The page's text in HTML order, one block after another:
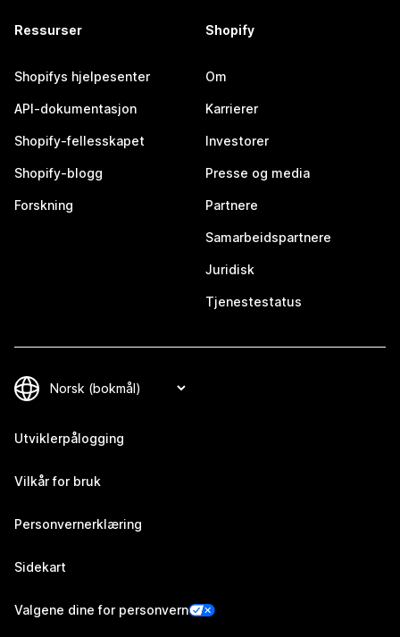
Ressurser
Shopifys hjelpesenter
API-dokumentasjon
Shopify-fellesskapet
Shopify-blogg
Forskning
Shopify
Om
Karrierer
Investorer
Presse og media
Partnere
Samarbeidspartnere
Juridisk
Tjenestestatus
Utviklerpålogging
Vilkår for bruk
Personvernerklæring
Sidekart
Valgene dine for personvern